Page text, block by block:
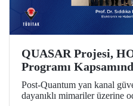
QUASAR Projesi,
Programı
Kazandı
Post-Quantum yan kanal
dayanıklı mimariler üzerine